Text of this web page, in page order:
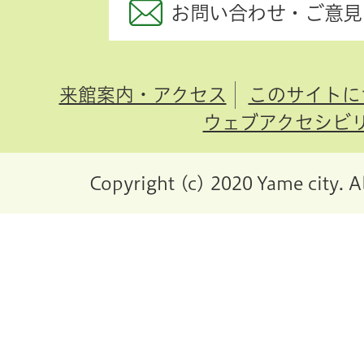
お問い合わせ・ご意
来館案内・アクセス
このサイト
ウェブアクセシビ
Copyright (c) 2020 Yame city.